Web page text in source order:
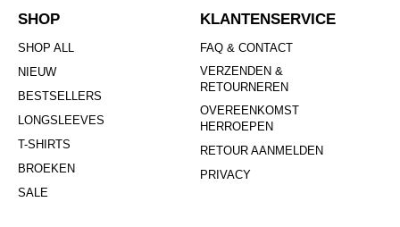
SHOP
SHOP ALL
NIEUW
BESTSELLERS
LONGSLEEVES
T-SHIRTS
BROEKEN
SALE
KLANTENSERVICE
FAQ & CONTACT
VERZENDEN &
RETOURNEREN
OVEREENKOMST
HERROEPEN
RETOUR AANMELDEN
PRIVACY